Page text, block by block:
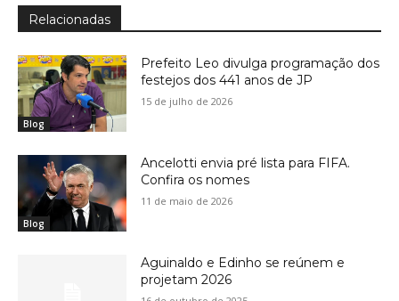
Relacionadas
Blog
Prefeito Leo divulga programação dos
festejos dos 441 anos de JP
15 de julho de 2026
Blog
Ancelotti envia pré lista para FIFA.
Confira os nomes
11 de maio de 2026
Aguinaldo e Edinho se reúnem e
projetam 2026